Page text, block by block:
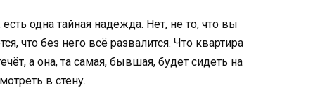
одна тайная надежда. Нет, не то, что вы
что без него всё развалится. Что квартира
а она, та самая, бывшая, будет сидеть на
в стену.